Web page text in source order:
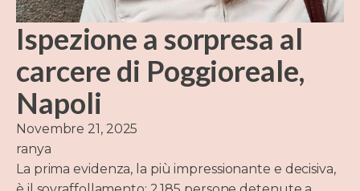
Ispezione a sorpresa al
carcere di Poggioreale,
Napoli
Novembre 21, 2025
ranya
La prima evidenza, la più impressionante e decisiva,